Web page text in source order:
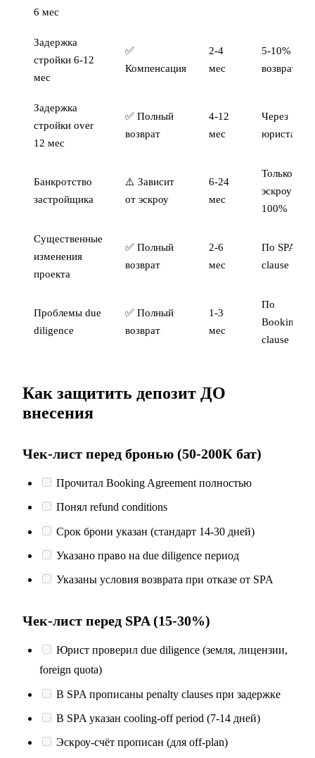
6 мес
Задержка
стройки 6-12
мес
✅
Компенсация
2-4
мес
5-10%
возврата
Задержка
стройки over
12 мес
✅ Полный
возврат
4-12
мес
Через
юриста
Банкротство
застройщика
⚠️ Зависит
от эскроу
6-24
мес
Только с
эскроу
100%
Существенные
изменения
проекта
✅ Полный
возврат
2-6
мес
По SPA
clause
Проблемы due
diligence
✅ Полный
возврат
1-3
мес
По
Booking
clause
Как защитить депозит ДО
внесения
Чек-лист перед бронью (50-200К бат)
Прочитал Booking Agreement полностью
Понял refund conditions
Срок брони указан (стандарт 14-30 дней)
Указано право на due diligence период
Указаны условия возврата при отказе от SPA
Чек-лист перед SPA (15-30%)
Юрист проверил due diligence (земля, лицензии,
foreign quota)
В SPA прописаны penalty clauses при задержке
В SPA указан cooling-off period (7-14 дней)
Эскроу-счёт прописан (для off-plan)